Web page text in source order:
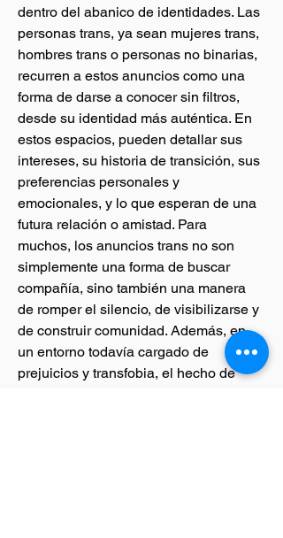
dentro del abanico de identidades. Las
personas trans, ya sean mujeres trans,
hombres trans o personas no binarias,
recurren a estos anuncios como una
forma de darse a conocer sin filtros,
desde su identidad más auténtica. En
estos espacios, pueden detallar sus
intereses, su historia de transición, sus
preferencias personales y
emocionales, y lo que esperan de una
futura relación o amistad. Para
muchos, los anuncios trans no son
simplemente una forma de buscar
compañía, sino también una manera
de romper el silencio, de visibilizarse y
de construir comunidad. Además, en
un entorno todavía cargado de
prejuicios y transfobia, el hecho de